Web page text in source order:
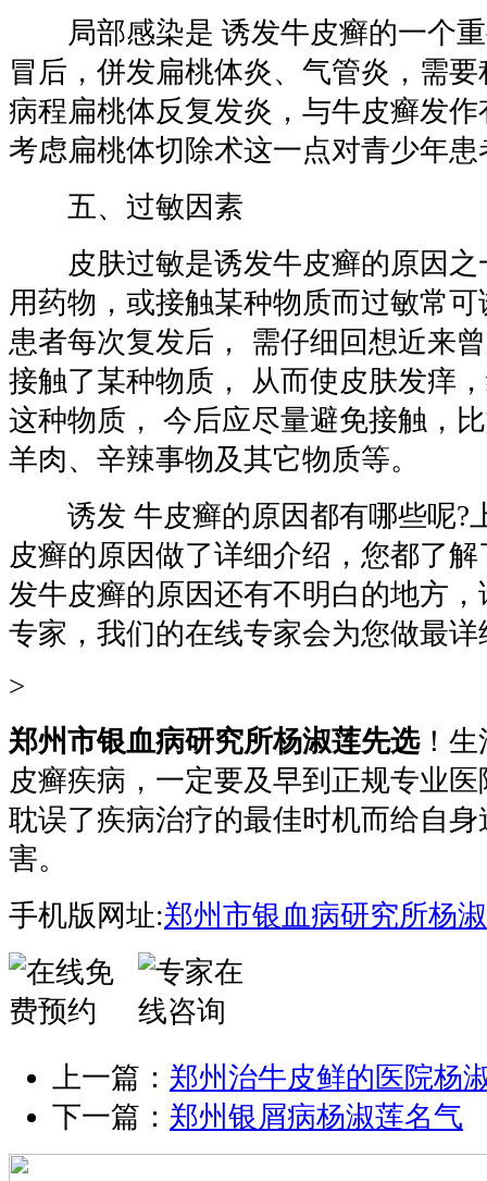
局部感染是 诱发牛皮癣的一个重
冒后，併发扁桃体炎、气管炎，需
病程扁桃体反复发炎，与牛皮癣发
考虑扁桃体切除术这一点对青少年
五、过敏因素
皮肤过敏是诱发牛皮癣的原因之
用药物，或接触某种物质而过敏常
患者每次复发后， 需仔细回想近来
接触了某种物质， 从而使皮肤发痒
这种物质， 今后应尽量避免接触，
羊肉、辛辣事物及其它物质等。
诱发 牛皮癣的原因都有哪些呢?
皮癣的原因做了详细介绍，您都了
发牛皮癣的原因还有不明白的地方
专家，我们的在线专家会为您做最
>
郑州市银血病研究所杨淑莲先选！生
皮癣疾病，一定要及早到正规专业
耽误了疾病治疗的最佳时机而给自
害。
手机版网址:郑州市银血病研究所杨
上一篇： 郑州治牛皮鲜的医院杨
下一篇： 郑州银屑病杨淑莲名气